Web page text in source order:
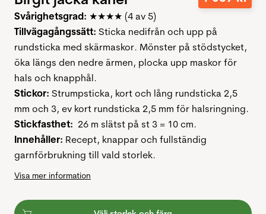
Svårighetsgrad: ★★★★ (4 av 5)
Tillvägagångssätt: Sticka nedifrån och upp på
rundsticka med skärmaskor. Mönster på stödstycket,
öka längs den nedre ärmen, plocka upp maskor för
hals och knapphål.
Stickor: Strumpsticka, kort och lång rundsticka 2,5
mm och 3, ev kort rundsticka 2,5 mm för halsringning.
Stickfasthet: 26 m slätst på st 3 = 10 cm.
Innehåller: Recept, knappar och fullständig
garnförbrukning till vald storlek.
Visa mer information